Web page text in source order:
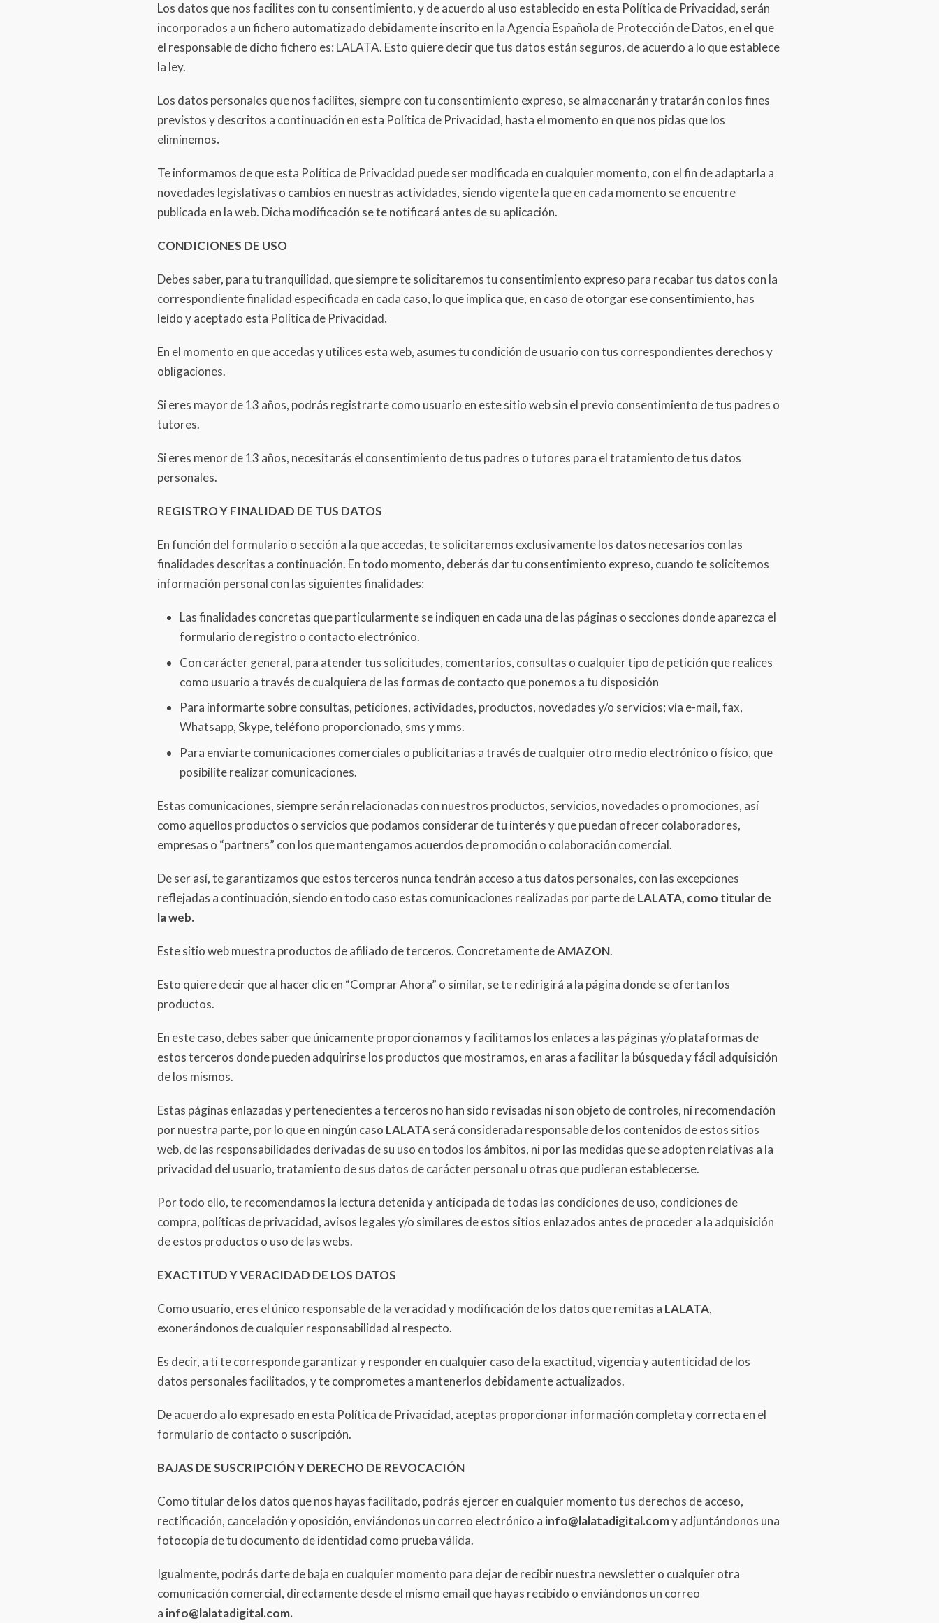
Los datos que nos facilites con tu consentimiento, y de acuerdo al uso establecido en esta Política de Privacidad, serán
incorporados a un fichero automatizado debidamente inscrito en la Agencia Española de Protección de Datos, en el que
el responsable de dicho fichero es: LALATA. Esto quiere decir que tus datos están seguros, de acuerdo a lo que establece
la ley.
Los datos personales que nos facilites, siempre con tu consentimiento expreso, se almacenarán y tratarán con los fines
previstos y descritos a continuación en esta Política de Privacidad, hasta el momento en que nos pidas que los
eliminemos.
Te informamos de que esta Política de Privacidad puede ser modificada en cualquier momento, con el fin de adaptarla a
novedades legislativas o cambios en nuestras actividades, siendo vigente la que en cada momento se encuentre
publicada en la web. Dicha modificación se te notificará antes de su aplicación.
CONDICIONES DE USO
Debes saber, para tu tranquilidad, que siempre te solicitaremos tu consentimiento expreso para recabar tus datos con la
correspondiente finalidad especificada en cada caso, lo que implica que, en caso de otorgar ese consentimiento, has
leído y aceptado esta Política de Privacidad.
En el momento en que accedas y utilices esta web, asumes tu condición de usuario con tus correspondientes derechos y
obligaciones.
Si eres mayor de 13 años, podrás registrarte como usuario en este sitio web sin el previo consentimiento de tus padres o
tutores.
Si eres menor de 13 años, necesitarás el consentimiento de tus padres o tutores para el tratamiento de tus datos
personales.
REGISTRO Y FINALIDAD DE TUS DATOS
En función del formulario o sección a la que accedas, te solicitaremos exclusivamente los datos necesarios con las
finalidades descritas a continuación. En todo momento, deberás dar tu consentimiento expreso, cuando te solicitemos
información personal con las siguientes finalidades:
Las finalidades concretas que particularmente se indiquen en cada una de las páginas o secciones donde aparezca el
formulario de registro o contacto electrónico.
Con carácter general, para atender tus solicitudes, comentarios, consultas o cualquier tipo de petición que realices
como usuario a través de cualquiera de las formas de contacto que ponemos a tu disposición
Para informarte sobre consultas, peticiones, actividades, productos, novedades y/o servicios; vía e-mail, fax,
Whatsapp, Skype, teléfono proporcionado, sms y mms.
Para enviarte comunicaciones comerciales o publicitarias a través de cualquier otro medio electrónico o físico, que
posibilite realizar comunicaciones.
Estas comunicaciones, siempre serán relacionadas con nuestros productos, servicios, novedades o promociones, así
como aquellos productos o servicios que podamos considerar de tu interés y que puedan ofrecer colaboradores,
empresas o “partners” con los que mantengamos acuerdos de promoción o colaboración comercial.
De ser así, te garantizamos que estos terceros nunca tendrán acceso a tus datos personales, con las excepciones
reflejadas a continuación, siendo en todo caso estas comunicaciones realizadas por parte deLALATA, como titular de
la web.
Este sitio web muestra productos de afiliado de terceros. Concretamente deAMAZON.
Esto quiere decir que al hacer clic en “Comprar Ahora” o similar, se te redirigirá a la página donde se ofertan los
productos.
En este caso, debes saber que únicamente proporcionamos y facilitamos los enlaces a las páginas y/o plataformas de
estos terceros donde pueden adquirirse los productos que mostramos, en aras a facilitar la búsqueda y fácil adquisición
de los mismos.
Estas páginas enlazadas y pertenecientes a terceros no han sido revisadas ni son objeto de controles, ni recomendación
por nuestra parte, por lo que en ningún caso LALATAserá considerada responsable de los contenidos de estos sitios
web, de las responsabilidades derivadas de su uso en todos los ámbitos, ni por las medidas que se adopten relativas a la
privacidad del usuario, tratamiento de sus datos de carácter personal u otras que pudieran establecerse.
Por todo ello, te recomendamos la lectura detenida y anticipada de todas las condiciones de uso, condiciones de
compra, políticas de privacidad, avisos legales y/o similares de estos sitios enlazados antes de proceder a la adquisición
de estos productos o uso de las webs.
EXACTITUD Y VERACIDAD DE LOS DATOS
Como usuario, eres el único responsable de la veracidad y modificación de los datos que remitas a LALATA,
exonerándonos de cualquier responsabilidad al respecto.
Es decir, a ti te corresponde garantizar y responder en cualquier caso de la exactitud, vigencia y autenticidad de los
datos personales facilitados, y te comprometes a mantenerlos debidamente actualizados.
De acuerdo a lo expresado en esta Política de Privacidad, aceptas proporcionar información completa y correcta en el
formulario de contacto o suscripción.
BAJAS DE SUSCRIPCIÓN Y DERECHO DE REVOCACIÓN
Como titular de los datos que nos hayas facilitado, podrás ejercer en cualquier momento tus derechos de acceso,
rectificación, cancelación y oposición, enviándonos un correo electrónico a info@lalatadigital.comy adjuntándonos una
fotocopia de tu documento de identidad como prueba válida.
Igualmente, podrás darte de baja en cualquier momento para dejar de recibir nuestra newsletter o cualquier otra
comunicación comercial, directamente desde el mismo email que hayas recibido o enviándonos un correo
a info@lalatadigital.com.